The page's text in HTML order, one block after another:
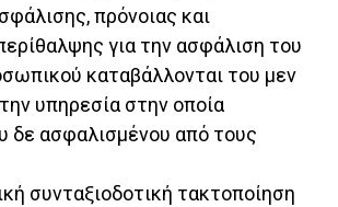
πρόνοιας και
για την ασφάλιση του
καταβάλλονται του μεν
υπηρεσία στην οποία
δε ασφαλισμένου από τους
συνταξιοδοτική τακτοποίηση